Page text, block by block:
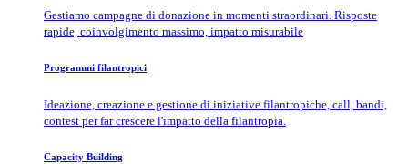
Gestiamo campagne di donazione in momenti straordinari. Risposte
rapide, coinvolgimento massimo, impatto misurabile
Programmi filantropici
Ideazione, creazione e gestione di iniziative filantropiche, call, bandi,
contest per far crescere l'impatto della filantropia.
Capacity Building